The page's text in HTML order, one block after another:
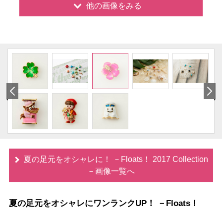
他の画像をみる
夏の足元をオシャレに！ －Floats！ 2017 Collection
－画像一覧へ
夏の足元をオシャレにワンランクUP！ －Floats！